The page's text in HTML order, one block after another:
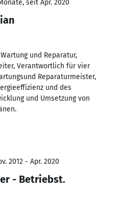
seit Apr. 2020
und Reparatur,
Verantwortlich für vier
Reparaturmeister,
und des
und Umsetzung von
2012 - Apr. 2020
- Betriebst.